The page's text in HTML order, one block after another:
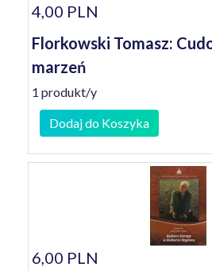
4,00 PLN
Florkowski Tomasz:
marzeń
1 produkt/y
Dodaj do Koszyka
6,00 PLN